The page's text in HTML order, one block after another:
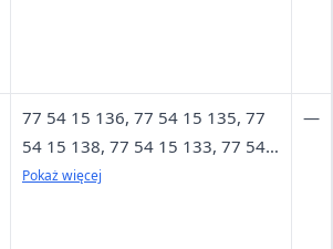
77 54 15 136, 77 54 15 135, 77
54 15 138, 77 54 15 133, 77 54
15 131, 77 54 15 132, 77 54 15
Pokaż więcej
—